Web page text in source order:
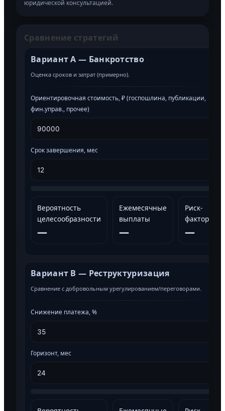
юридической консультацией.
Сравнение стратегий
Вариант A — Банкротство
Оценка сроков и затрат (примерно).
Ориентировочная стоимость, ₽ (госпошлина, публикации,
фин.управ., прочее)
Срок завершения, мес
Вероятность
целесообразности
—
Ежемесячные
выплаты
—
Риск-
факторы
—
Вариант B — Реструктуризация
Сравнение с добровольным урегулированием/переговорами.
Снижение платежа, %
Горизонт, мес